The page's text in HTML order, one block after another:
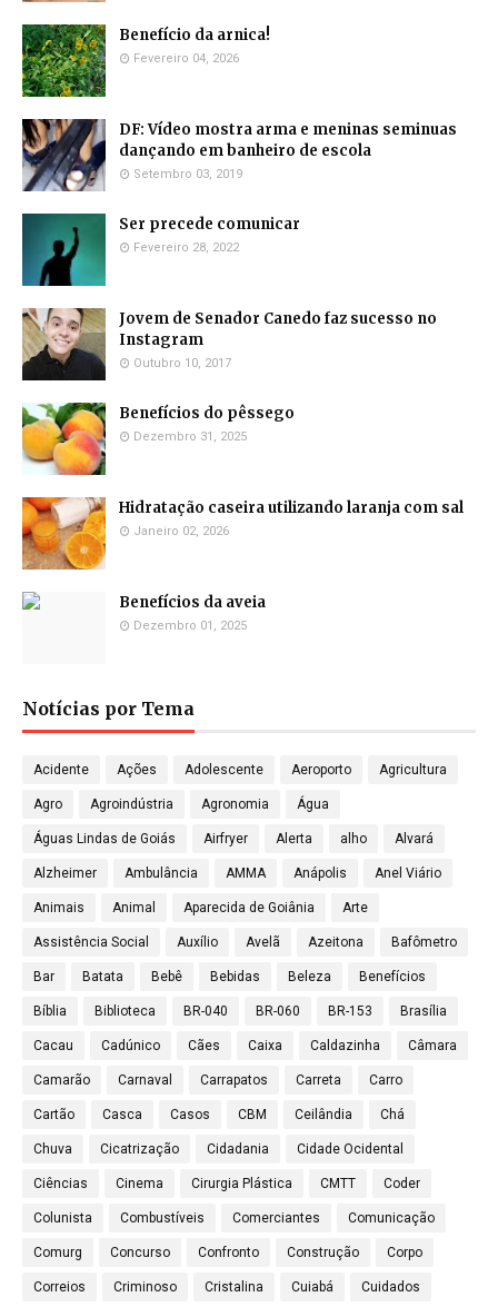
Benefício da arnica!
Fevereiro 04, 2026
DF: Vídeo mostra arma e meninas seminuas
dançando em banheiro de escola
Setembro 03, 2019
Ser precede comunicar
Fevereiro 28, 2022
Jovem de Senador Canedo faz sucesso no
Instagram
Outubro 10, 2017
Benefícios do pêssego
Dezembro 31, 2025
Hidratação caseira utilizando laranja com sal
Janeiro 02, 2026
Benefícios da aveia
Dezembro 01, 2025
Notícias por Tema
Acidente Ações Adolescente Aeroporto Agricultura
Agro Agroindústria Agronomia Água
Águas Lindas de Goiás Airfryer Alerta alho Alvará
Alzheimer Ambulância AMMA Anápolis Anel Viário
Animais Animal Aparecida de Goiânia Arte
Assistência Social Auxílio Avelã Azeitona Bafômetro
Bar Batata Bebê Bebidas Beleza Benefícios
Bíblia Biblioteca BR-040 BR-060 BR-153 Brasília
Cacau Cadúnico Cães Caixa Caldazinha Câmara
Camarão Carnaval Carrapatos Carreta Carro
Cartão Casca Casos CBM Ceilândia Chá
Chuva Cicatrização Cidadania Cidade Ocidental
Ciências Cinema Cirurgia Plástica CMTT Coder
Colunista Combustíveis Comerciantes Comunicação
Comurg Concurso Confronto Construção Corpo
Correios Criminoso Cristalina Cuiabá Cuidados